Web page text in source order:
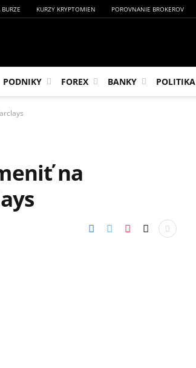
KURZY KRYPTOMIEN POROVNANIE BROKEROV
PODNIKY FOREX BANKY POLITIKA
na